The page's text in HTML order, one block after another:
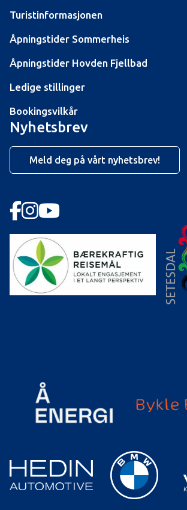
Turistinformasjonen
Åpningstider Sommerheis
Åpningstider Hovden Fjellbad
Ledige stillinger
Bookingsvilkår
Nyhetsbrev
Meld deg på vårt nyhetsbrev!